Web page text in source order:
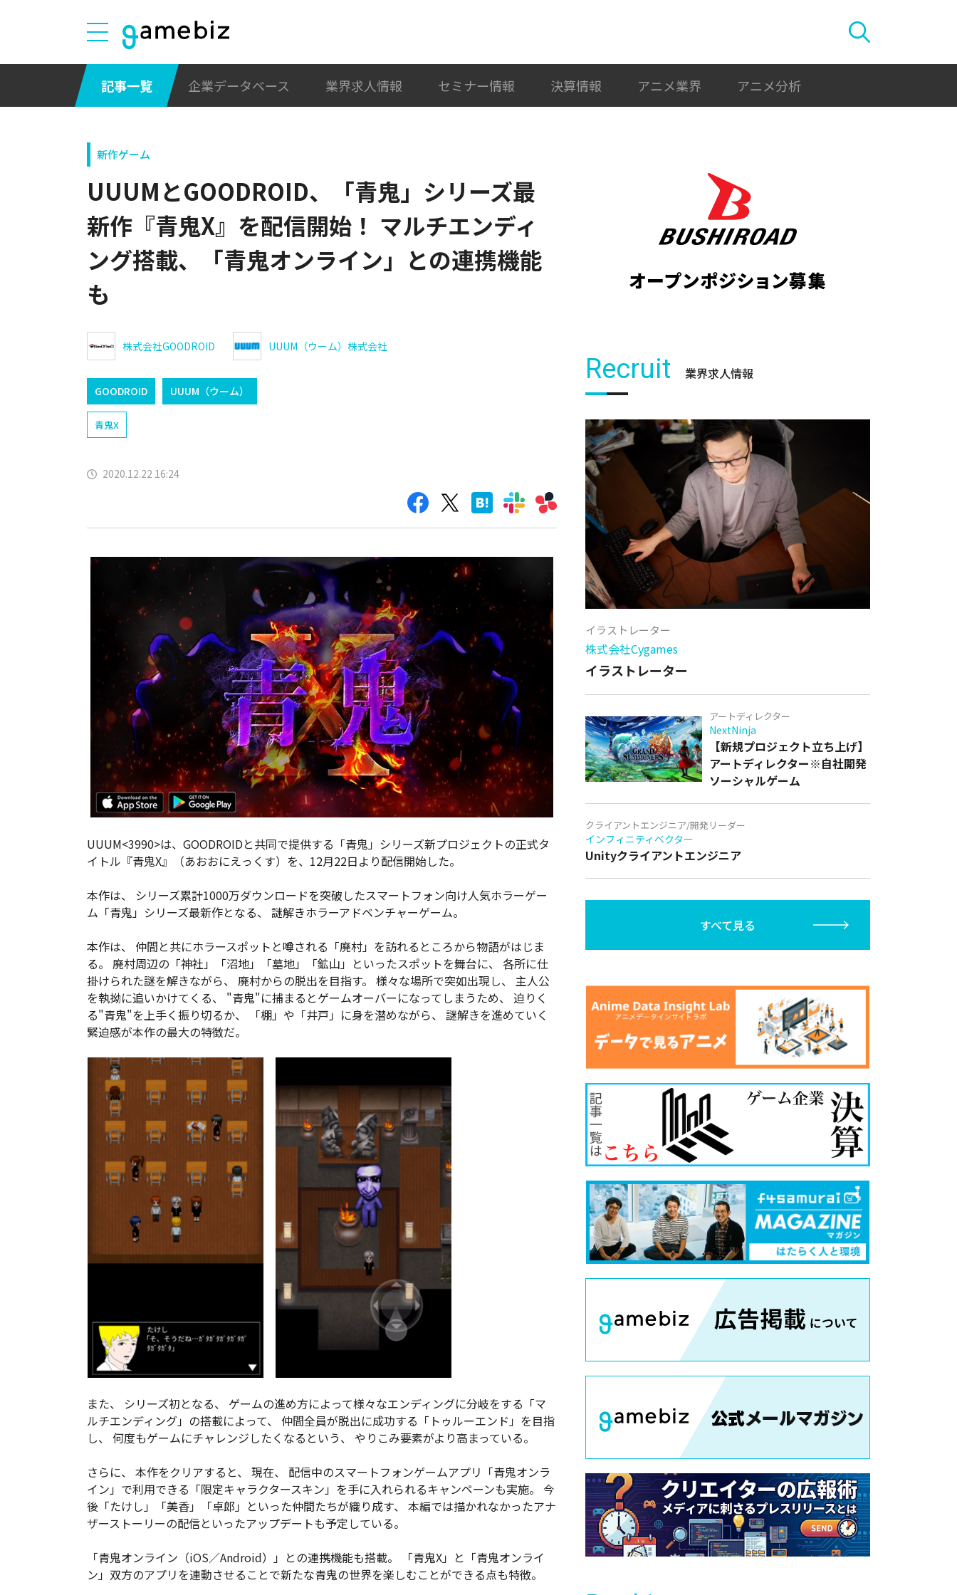
記事一覧 企業データベース 業界求人情報 セミナー情報 決算情報 アニメ業界 アニメ分析
新作ゲーム
UUUMとGOODROID、「青鬼」シリーズ最
新作『青鬼X』を配信開始！ マルチエンディ
ング搭載、「青鬼オンライン」との連携機能
も
株式会社GOODROID UUUM（ウーム）株式会社
GOODROID UUUM（ウーム）
青鬼X
2020.12.22 16:24
UUUM<3990>は、GOODROIDと共同で提供する「青鬼」シリーズ新プロジェクトの正式タ
イトル『青鬼X』（あおおにえっくす）を、12月22日より配信開始した。
本作は、 シリーズ累計1000万ダウンロードを突破したスマートフォン向け人気ホラーゲー
ム「青鬼」シリーズ最新作となる、 謎解きホラーアドベンチャーゲーム。
本作は、 仲間と共にホラースポットと噂される「廃村」を訪れるところから物語がはじま
る。 廃村周辺の「神社」「沼地」「墓地」「鉱山」といったスポットを舞台に、 各所に仕
掛けられた謎を解きながら、 廃村からの脱出を目指す。 様々な場所で突如出現し、 主人公
を執拗に追いかけてくる、 "青鬼"に捕まるとゲームオーバーになってしまうため、 迫りく
る"青鬼"を上手く振り切るか、 「棚」や「井戸」に身を潜めながら、 謎解きを進めていく
緊迫感が本作の最大の特徴だ。
また、 シリーズ初となる、 ゲームの進め方によって様々なエンディングに分岐をする「マ
ルチエンディング」の搭載によって、 仲間全員が脱出に成功する「トゥルーエンド」を目指
し、 何度もゲームにチャレンジしたくなるという、 やりこみ要素がより高まっている。
さらに、 本作をクリアすると、 現在、 配信中のスマートフォンゲームアプリ「青鬼オンラ
イン」で利用できる「限定キャラクタースキン」を手に入れられるキャンペーンも実施。 今
後「たけし」「美香」「卓郎」といった仲間たちが織り成す、 本編では描かれなかったアナ
ザーストーリーの配信といったアップデートも予定している。
「青鬼オンライン（iOS／Android）」との連携機能も搭載。 「青鬼X」と「青鬼オンライ
ン」双方のアプリを連動させることで新たな青鬼の世界を楽しむことができる点も特徴。
Recruit 業界求人情報
イラストレーター
株式会社Cygames
イラストレーター
アートディレクター
NextNinja
【新規プロジェクト立ち上げ】
アートディレクター※自社開発
ソーシャルゲーム
クライアントエンジニア/開発リーダー
インフィニティベクター
Unityクライアントエンジニア
すべて見る